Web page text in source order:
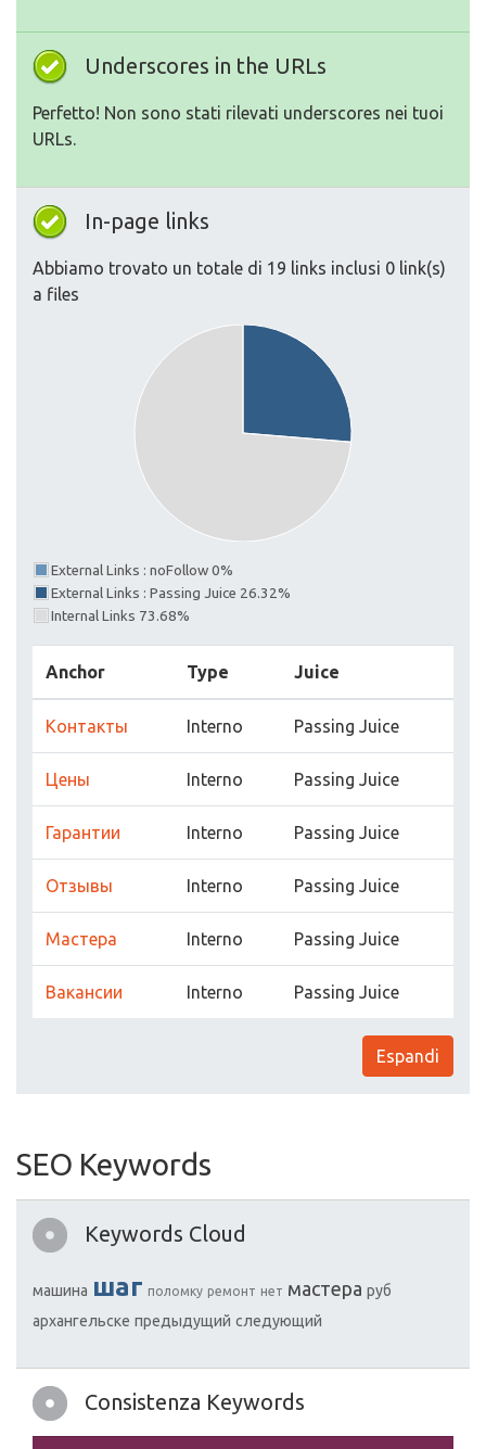
Underscores in the URLs
Perfetto! Non sono stati rilevati underscores nei tuoi
URLs.
In-page links
Abbiamo trovato un totale di 19 links inclusi 0 link(s)
a files
External Links : noFollow 0%
External Links : Passing Juice 26.32%
Internal Links 73.68%
Anchor Type Juice
Контакты Interno Passing Juice
Цены Interno Passing Juice
Гарантии Interno Passing Juice
Отзывы Interno Passing Juice
Мастера Interno Passing Juice
Вакансии Interno Passing Juice
Espandi
SEO Keywords
Keywords Cloud
машина шаг поломку ремонт нет мастера руб
архангельске предыдущий следующий
Consistenza Keywords